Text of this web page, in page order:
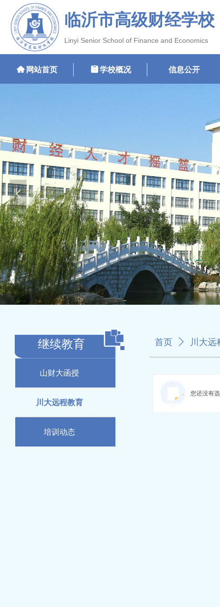
临沂市高级财经学校
Linyi Senior School of Finance and Economics
넳
낀 网站首页 뀳 学校概况 信息公开
继续教育
山财大函授
川大远程教育
培训动态
首页 ꄲ 川大远
您还没有